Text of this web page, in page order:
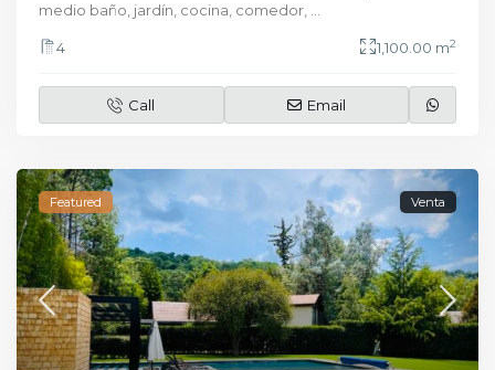
medio baño, jardín, cocina, comedor,
4 1,100.00 m2
Call Email
Featured Venta